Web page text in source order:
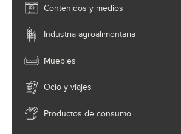
Contenidos y medios
Industria agroalimentaria
Muebles
Ocio y viajes
Productos de consumo